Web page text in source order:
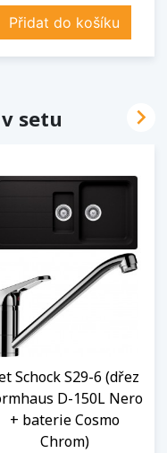
Přidat do košíku
setu
Schock S29-6 (dřez
D-150L Nero
+ baterie Cosmo
Chrom)
